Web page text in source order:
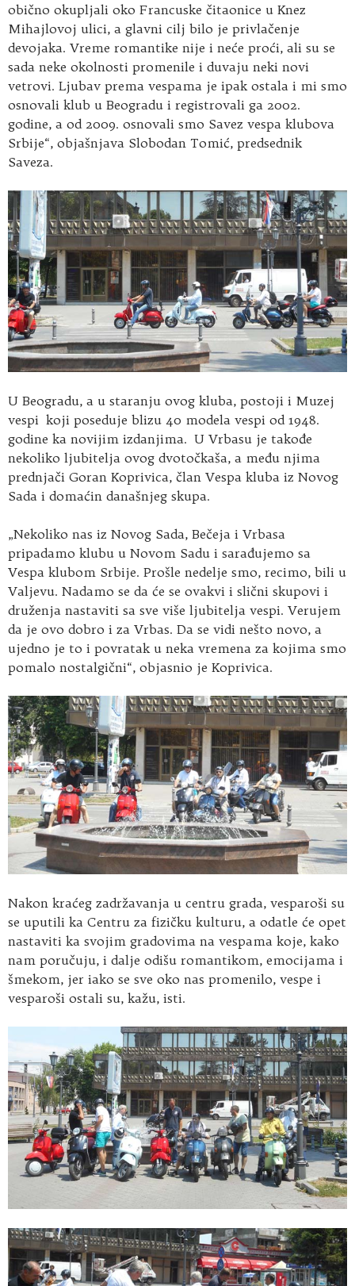
obično okupljali oko Francuske čitaonice u Knez
Mihajlovoj ulici, a glavni cilj bilo je privlačenje
devojaka. Vreme romantike nije i neće proći, ali su se
sada neke okolnosti promenile i duvaju neki novi
vetrovi. Ljubav prema vespama je ipak ostala i mi smo
osnovali klub u Beogradu i registrovali ga 2002.
godine, a od 2009. osnovali smo Savez vespa klubova
Srbije“, objašnjava Slobodan Tomić, predsednik
Saveza.
U Beogradu, a u staranju ovog kluba, postoji i Muzej
vespi koji poseduje blizu 40 modela vespi od 1948.
godine ka novijim izdanjima. U Vrbasu je takođe
nekoliko ljubitelja ovog dvotočkaša, a među njima
prednjači Goran Koprivica, član Vespa kluba iz Novog
Sada i domaćin današnjeg skupa.
„Nekoliko nas iz Novog Sada, Bečeja i Vrbasa
pripadamo klubu u Novom Sadu i sarađujemo sa
Vespa klubom Srbije. Prošle nedelje smo, recimo, bili u
Valjevu. Nadamo se da će se ovakvi i slični skupovi i
druženja nastaviti sa sve više ljubitelja vespi. Verujem
da je ovo dobro i za Vrbas. Da se vidi nešto novo, a
ujedno je to i povratak u neka vremena za kojima smo
pomalo nostalgični“, objasnio je Koprivica.
Nakon kraćeg zadržavanja u centru grada, vesparoši su
se uputili ka Centru za fizičku kulturu, a odatle će opet
nastaviti ka svojim gradovima na vespama koje, kako
nam poručuju, i dalje odišu romantikom, emocijama i
šmekom, jer iako se sve oko nas promenilo, vespe i
vesparoši ostali su, kažu, isti.